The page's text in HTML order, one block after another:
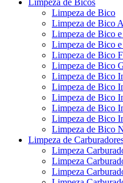
Limpeza de Bicos
Limpeza de Bico
Limpeza de Bico
Limpeza de Bico
Limpeza de Bico e
Limpeza de Bico
Limpeza de Bico
Limpeza de Bico
Limpeza de Bico
Limpeza de Bico
Limpeza de Bico
Limpeza de Bico
Limpeza de Bico
Limpeza de
Limpeza
Limpeza
Limpeza